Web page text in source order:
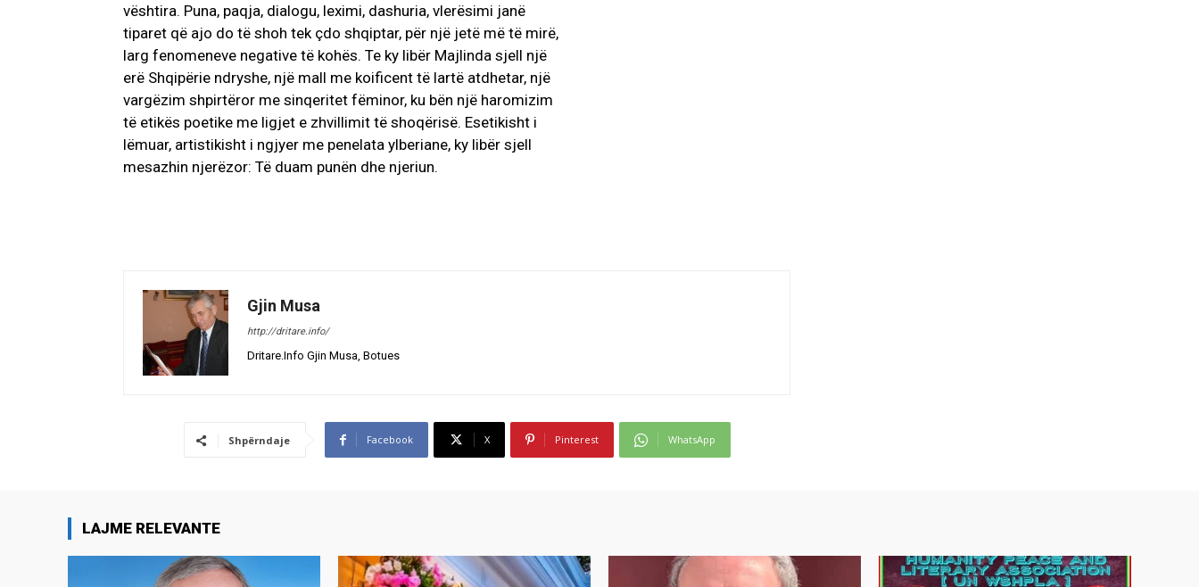
vështira. Puna, paqja, dialogu, leximi, dashuria, vlerësimi janë
tiparet që ajo do të shoh tek çdo shqiptar, për një jetë më të mirë,
larg fenomeneve negative të kohës. Te ky libër Majlinda sjell një
erë Shqipërie ndryshe, një mall me koificent të lartë atdhetar, një
vargëzim shpirtëror me sinqeritet fëminor, ku bën një haromizim
të etikës poetike me ligjet e zhvillimit të shoqërisë. Esetikisht i
lëmuar, artistikisht i ngjyer me penelata ylberiane, ky libër sjell
mesazhin njerëzor: Të duam punën dhe njeriun.
Gjin Musa
http://dritare.info/
Dritare.Info Gjin Musa, Botues
Shpërndaje Facebook X Pinterest WhatsApp
LAJME RELEVANTE